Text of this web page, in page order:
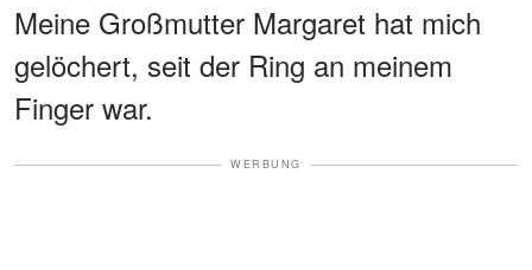
Meine Großmutter Margaret hat mich
gelöchert, seit der Ring an meinem
Finger war.
WERBUNG